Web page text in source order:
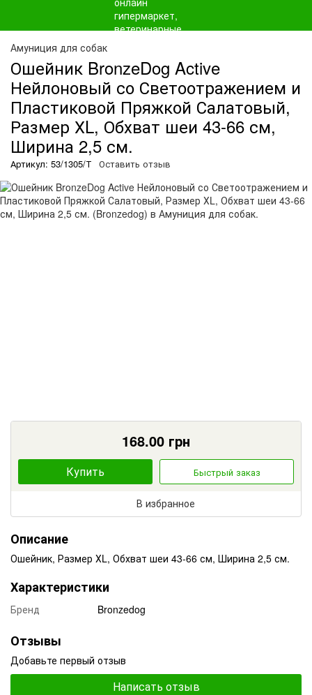
Амуниция для собак
Ошейник BronzeDog Active
Нейлоновый со Светоотражением и
Пластиковой Пряжкой Салатовый,
Размер ХL, Обхват шеи 43-66 см,
Ширина 2,5 см.
Артикул: 53/1305/Т Оставить отзыв
168.00 грн
Купить Быстрый заказ
В избранное
Описание
Ошейник, Размер ХL, Обхват шеи 43-66 см, Ширина 2,5 см.
Характеристики
Бренд Bronzedog
Отзывы
Добавьте первый отзыв
Написать отзыв